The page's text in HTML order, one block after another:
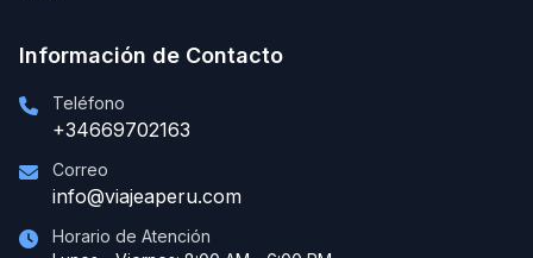
Información de Contacto
Teléfono
+34669702163
Correo
info@viajeaperu.com
Horario de Atención